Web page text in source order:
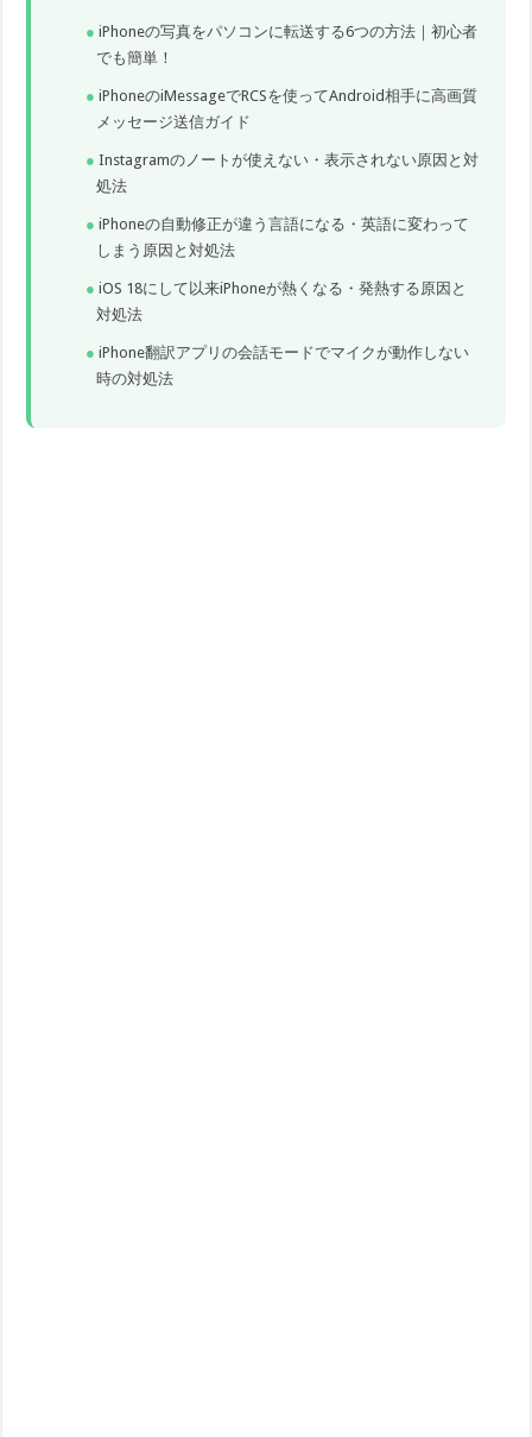
iPhoneの写真をパソコンに転送する6つの方法｜初心者
でも簡単！
iPhoneのiMessageでRCSを使ってAndroid相手に高画質
メッセージ送信ガイド
Instagramのノートが使えない・表示されない原因と対
処法
iPhoneの自動修正が違う言語になる・英語に変わって
しまう原因と対処法
iOS 18にして以来iPhoneが熱くなる・発熱する原因と
対処法
iPhone翻訳アプリの会話モードでマイクが動作しない
時の対処法